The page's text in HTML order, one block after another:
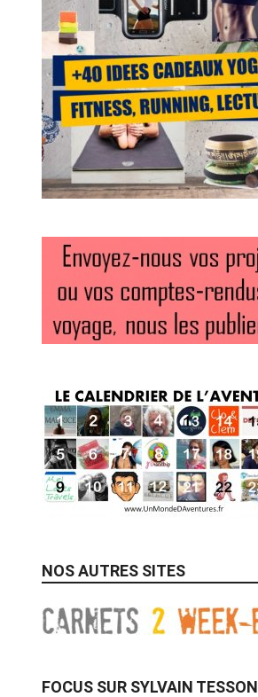
NOS AUTRES SITES
FOCUS SUR SYLVAIN TESSON